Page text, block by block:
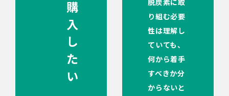
購
入
し
た
い
脱炭素に取
り組む必要
性は理解し
ていても、
何から着手
すべきか分
からないと